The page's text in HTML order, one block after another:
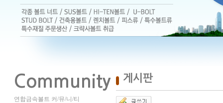
Community
연합금속볼트 커/뮤/니/티
게시판